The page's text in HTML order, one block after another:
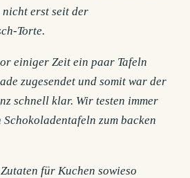
nicht erst seit der
Torte.
einiger Zeit ein paar Tafeln
zugesendet und somit war der
schnell klar. Wir testen immer
zum backen
für Kuchen sowieso